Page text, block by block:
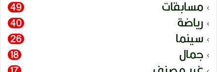
مسابقات 49
رياضة 40
سينما 26
جمال 18